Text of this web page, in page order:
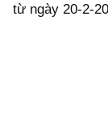
từ ngày 20-2-